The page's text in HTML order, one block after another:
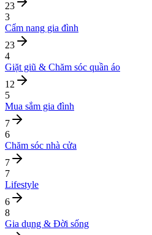
23
3
Cẩm nang gia đình
23
4
Giặt giũ & Chăm sóc quần áo
12
5
Mua sắm gia đình
7
6
Chăm sóc nhà cửa
7
7
Lifestyle
6
8
Gia dụng & Đời sống